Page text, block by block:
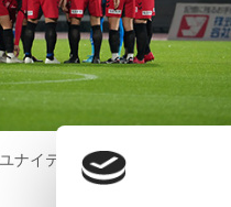
ナイテッドFC